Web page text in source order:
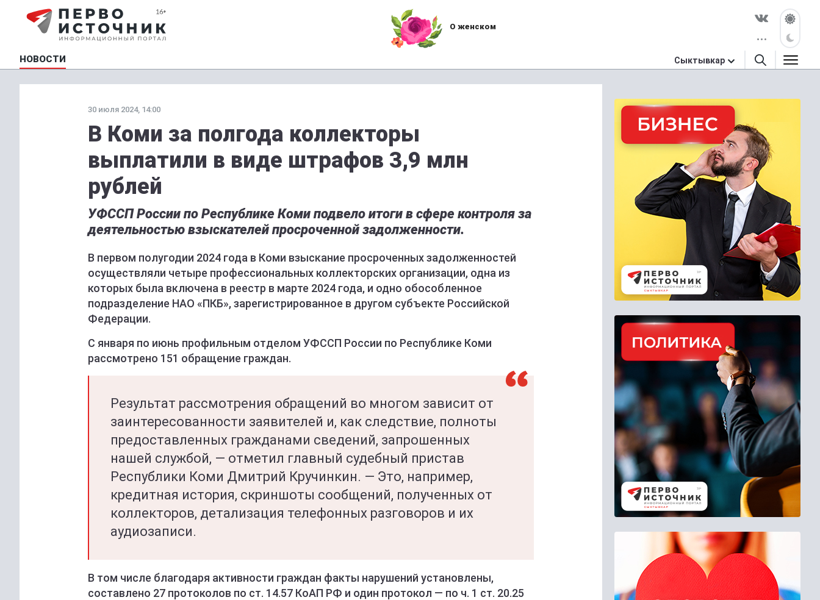
О женском
НОВОСТИ Сыктывкар
30 июля 2024, 14:00
В Коми за полгода коллекторы
выплатили в виде штрафов 3,9 млн
рублей
УФССП России по Республике Коми подвело итоги в сфере контроля за
деятельностью взыскателей просроченной задолженности.
В первом полугодии 2024 года в Коми взыскание просроченных задолженностей
осуществляли четыре профессиональных коллекторских организации, одна из
которых была включена в реестр в марте 2024 года, и одно обособленное
подразделение НАО «ПКБ», зарегистрированное в другом субъекте Российской
Федерации.
С января по июнь профильным отделом УФССП России по Республике Коми
рассмотрено 151 обращение граждан.
Результат рассмотрения обращений во многом зависит от
заинтересованности заявителей и, как следствие, полноты
предоставленных гражданами сведений, запрошенных
нашей службой, — отметил главный судебный пристав
Республики Коми Дмитрий Кручинкин. — Это, например,
кредитная история, скриншоты сообщений, полученных от
коллекторов, детализация телефонных разговоров и их
аудиозаписи.
В том числе благодаря активности граждан факты нарушений установлены,
составлено 27 протоколов по ст. 14.57 КоАП РФ и один протокол — по ч. 1 ст. 20.25